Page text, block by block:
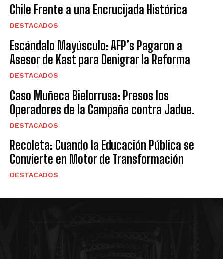
Chile Frente a una Encrucijada Histórica
DESTACADOS
Escándalo Mayúsculo: AFP’s Pagaron a
Asesor de Kast para Denigrar la Reforma
DESTACADOS
Caso Muñeca Bielorrusa: Presos los
Operadores de la Campaña contra Jadue.
DESTACADOS
Recoleta: Cuando la Educación Pública se
Convierte en Motor de Transformación
DESTACADOS